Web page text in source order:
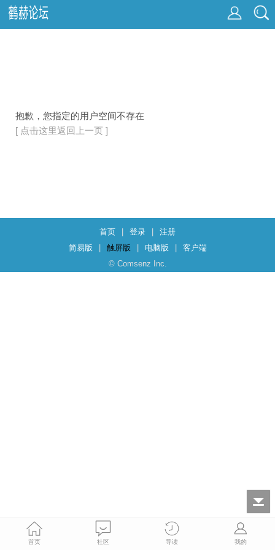
抱歉，您指定的用户空间不存在
[ 点击这里返回上一页 ]
首页 登录
注册
简易版
触屏版 电脑版
客户端
© Comsenz Inc.
首页 社区 导读 我的